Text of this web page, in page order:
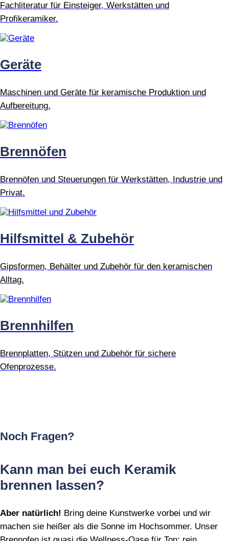
Fachliteratur für Einsteiger, Werkstätten und
Profikeramiker.
Geräte
Maschinen und Geräte für keramische Produktion und
Aufbereitung.
Brennöfen
Brennöfen und Steuerungen für Werkstätten, Industrie und
Privat.
Hilfsmittel & Zubehör
Gipsformen, Behälter und Zubehör für den keramischen
Alltag.
Brennhilfen
Brennplatten, Stützen und Zubehör für sichere
Ofenprozesse.
Noch Fragen?
Kann man bei euch Keramik
brennen lassen?
Aber natürlich! Bring deine Kunstwerke vorbei und wir
machen sie heißer als die Sonne im Hochsommer. Unser